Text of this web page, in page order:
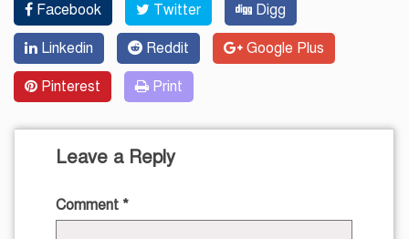
Facebook Twitter Digg
Linkedin Reddit Google Plus
Pinterest Print
Leave a Reply
Comment *